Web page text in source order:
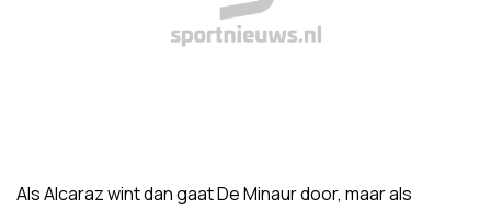
Als Alcaraz wint dan gaat De Minaur door, maar als